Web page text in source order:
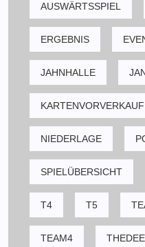
AUSWÄRTSSPIEL
ERGEBNIS
JAHNHALLE
KARTENVORVERKAUF
NIEDERLAGE
SPIELÜBERSICHT
T4 T5
TEAM4